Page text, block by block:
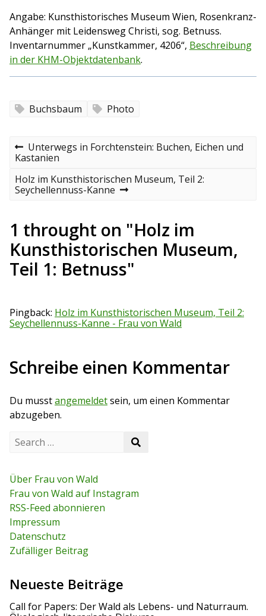
Angabe: Kunsthistorisches Museum Wien, Rosenkranz-
Anhänger mit Leidensweg Christi, sog. Betnuss.
Inventarnummer „Kunstkammer, 4206“, Beschreibung
in der KHM-Objektdatenbank.
Buchsbaum Photo
B
e
r
a
g
n
v
i
g
a
t
i
o
n
P
r
v
i
s
o
s
t
Unterwegs in Forchtenstein: Buchen, Eichen und
Kastanien
N
e
p
s
t
Holz im Kunsthistorischen Museum, Teil 2:
Seychellennuss-Kanne
1 throught on "Holz im
Kunsthistorischen Museum,
Teil 1: Betnuss"
Pingback: Holz im Kunsthistorischen Museum, Teil 2:
Seychellennuss-Kanne - Frau von Wald
Schreibe einen Kommentar
Du musstangemeldetsein, um einen Kommentar
abzugeben.
c
h
f
o
r
:
S
Über Frau von Wald
Frau von Wald auf Instagram
RSS-Feed abonnieren
Impressum
Datenschutz
Zufälliger Beitrag
Neueste Beiträge
Call for Papers: Der Wald als Lebens- und Naturraum.